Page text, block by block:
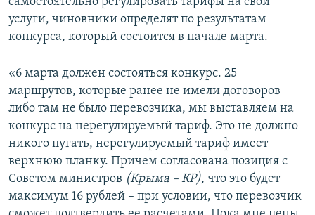
услуги, чиновники определят по результатам
конкурса, который состоится в начале марта.
«6 марта должен состояться конкурс. 25
маршрутов, которые ранее не имели договоров
либо там не было перевозчика, мы выставляем на
конкурс на нерегулируемый тариф. Это не должно
никого пугать, нерегулируемый тариф имеет
верхнюю планку. Причем согласована позиция с
Советом министров (Крыма – КР), что это будет
максимум 16 рублей – при условии, что перевозчик